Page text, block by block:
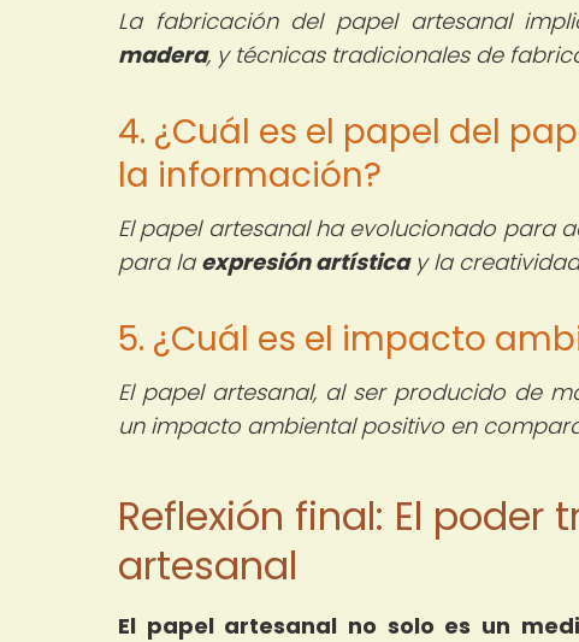
La fabricación del papel artesanal
madera, y técnicas tradicionales de
4. ¿Cuál es el papel del
la información?
El papel artesanal ha evolucionado para
para la expresión artísticay la
5. ¿Cuál es el impacto
El papel artesanal, al ser producido de
un impacto ambiental positivo en
Reflexión final: El
artesanal
El papel artesanal no solo es un